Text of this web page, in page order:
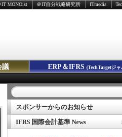
IT MONOist ＠IT自分戦略研究所 ITmedia
議 ERP＆IFRS (TechTargetジ
スポンサーからのお知らせ
IFRS 国際会計基準 News